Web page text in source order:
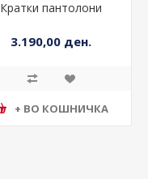
Кратки пантолони
3.190,00 ден.
+ ВО КОШНИЧКА